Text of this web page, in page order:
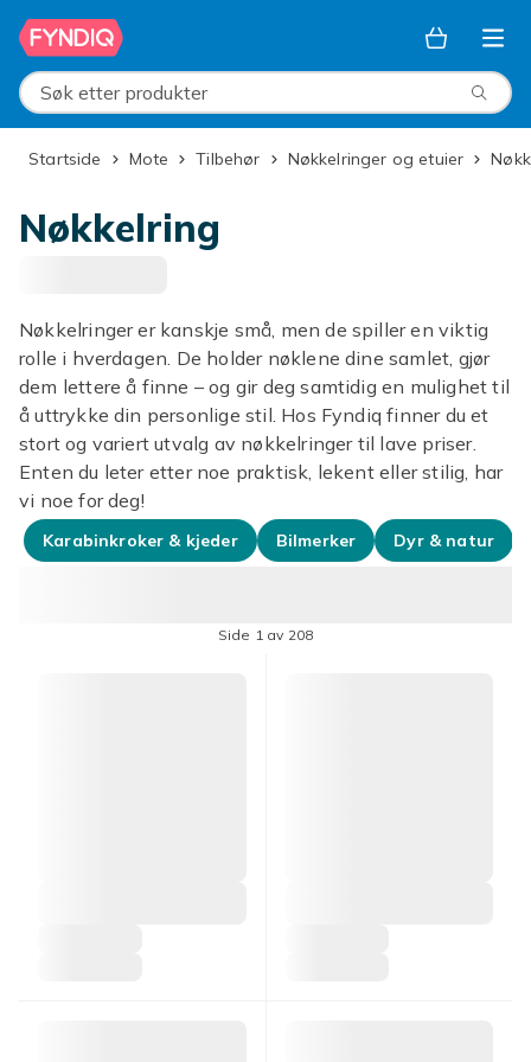
Hopp til hovedinnhold
Søk etter produkter
Startside Mote Tilbehør Nøkkelringer og etuier
Nøkkelring
Nøkkelringer er kanskje små, men de spiller en viktig
rolle i hverdagen. De holder nøklene dine samlet, gjør
dem lettere å finne – og gir deg samtidig en mulighet til
å uttrykke din personlige stil. Hos Fyndiq finner du et
stort og variert utvalg av nøkkelringer til lave priser.
Enten du leter etter noe praktisk, lekent eller stilig, har
vi noe for deg!
Karabinkroker & kjeder Bilmerker Dyr & natur
Side 1 av 208